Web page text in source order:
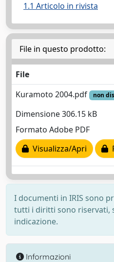
1.1 Articolo in rivista
File in questo prodotto:
File
Kuramoto 2004.pdf
non
Dimensione 306.15 kB
Formato Adobe PDF
Visualizza/Apri
I documenti in IRIS sono
tutti i diritti sono riservati,
indicazione.
Informazioni